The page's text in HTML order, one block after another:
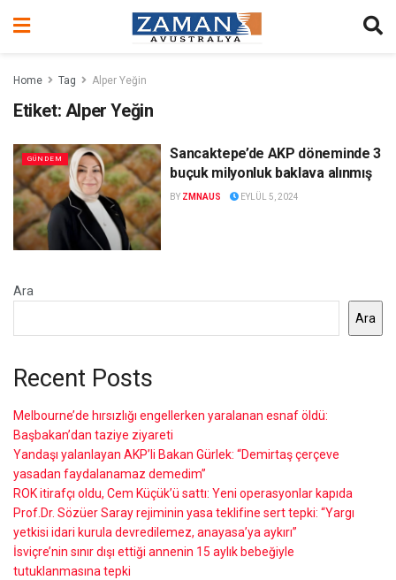
Home Tag Alper Yeğin
Etiket: Alper Yeğin
GÜNDEM
Sancaktepe’de AKP döneminde 3
buçuk milyonluk baklava alınmış
BY ZMNAUS EYLÜL 5, 2024
Ara
Ara
Recent Posts
Melbourne’de hırsızlığı engellerken yaralanan esnaf öldü:
Başbakan’dan taziye ziyareti
Yandaşı yalanlayan AKP’li Bakan Gürlek: “Demirtaş çerçeve
yasadan faydalanamaz demedim”
ROK itirafçı oldu, Cem Küçük’ü sattı: Yeni operasyonlar kapıda
Prof.Dr. Sözüer Saray rejiminin yasa teklifine sert tepki: “Yargı
yetkisi idari kurula devredilemez, anayasa’ya aykırı”
İsviçre’nin sınır dışı ettiği annenin 15 aylık bebeğiyle
tutuklanmasına tepki